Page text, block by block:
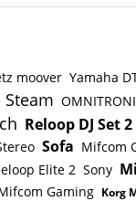
moover Yamaha
Steam
Reloop DJ Set 2
Sofa Mifcom
Elite 2 Sony
Gaming Korg